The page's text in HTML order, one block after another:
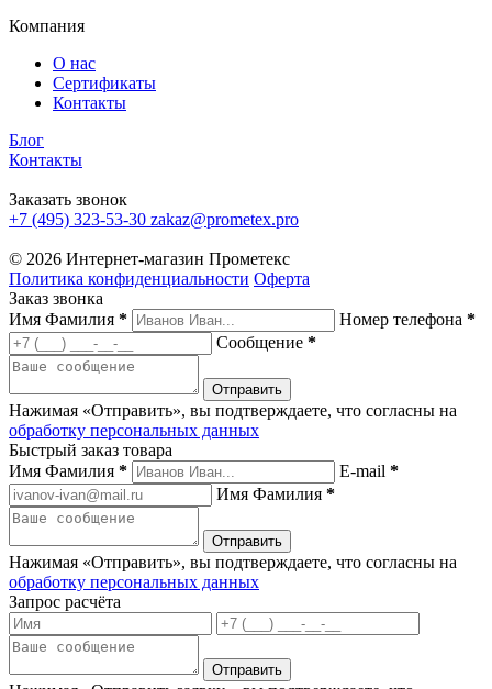
Компания
О нас
Сертификаты
Контакты
Блог
Контакты
Заказать звонок
+7 (495) 323-53-30 zakaz@prometex.pro
© 2026 Интернет-магазин Прометекс
Политика конфиденциальности Оферта
Заказ звонка
Имя Фамилия * Номер телефона *
Сообщение *
Нажимая «Отправить», вы подтверждаете, что согласны на
обработку персональных данных
Быстрый заказ товара
Имя Фамилия * E-mail *
Имя Фамилия *
Нажимая «Отправить», вы подтверждаете, что согласны на
обработку персональных данных
Запрос расчёта